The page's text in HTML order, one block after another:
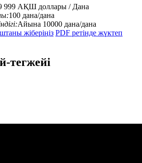
999 АҚШ доллары / Дана
100 дана/дана
Айына 10000 дана/дана
жіберіңіз PDF ретінде жүктеп
тегжейі